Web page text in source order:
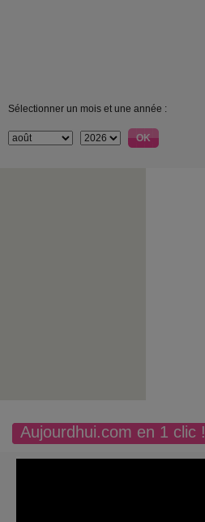
Sélectionner un mois et une année :
Aujourdhui.com en 1 clic !